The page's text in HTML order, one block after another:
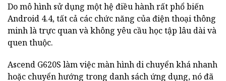
Do mô hình sử dụng một hệ điều hành rất phổ biến
Android 4.4, tất cả các chức năng của điện thoại thông
minh là trực quan và không yêu cầu học tập lâu dài và
quen thuộc.
Ascend G620S làm việc màn hình di chuyển khá nhanh
hoặc chuyển hướng trong danh sách ứng dụng, nó đã